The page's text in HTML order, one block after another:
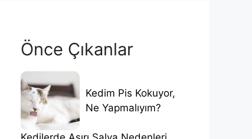
Önce Çıkanlar
Kedim Pis Kokuyor,
Ne Yapmalıyım?